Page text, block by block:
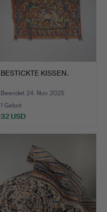
BESTICKTE KISSEN.
Beendet 24. Nov 2025
1 Gebot
32 USD